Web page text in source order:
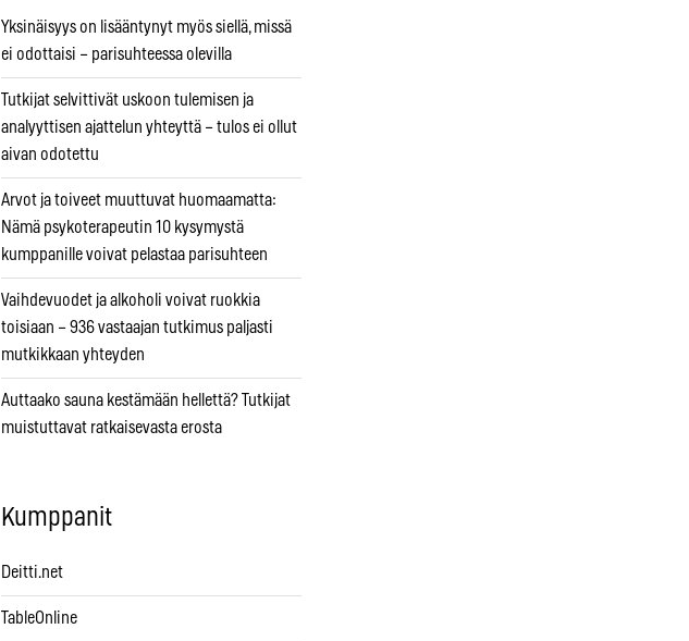
Yksinäisyys on lisääntynyt myös siellä, missä
ei odottaisi – parisuhteessa olevilla
Tutkijat selvittivät uskoon tulemisen ja
analyyttisen ajattelun yhteyttä – tulos ei ollut
aivan odotettu
Arvot ja toiveet muuttuvat huomaamatta:
Nämä psykoterapeutin 10 kysymystä
kumppanille voivat pelastaa parisuhteen
Vaihdevuodet ja alkoholi voivat ruokkia
toisiaan – 936 vastaajan tutkimus paljasti
mutkikkaan yhteyden
Auttaako sauna kestämään hellettä? Tutkijat
muistuttavat ratkaisevasta erosta
Kumppanit
Deitti.net
TableOnline